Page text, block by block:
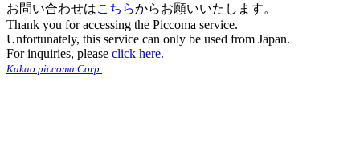
お問い合わせはこちらからお願いいたします。
Thank you for accessing the Piccoma service.
Unfortunately, this service can only be used from Japan.
For inquiries, please click here.
Kakao piccoma Corp.